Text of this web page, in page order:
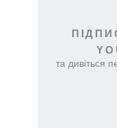
та дивіться